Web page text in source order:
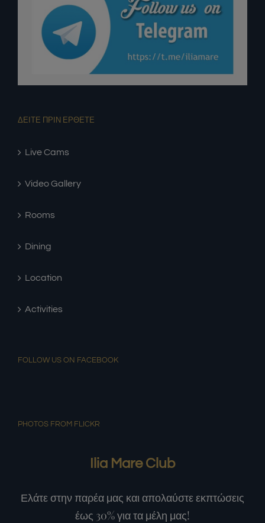
ΔΕΙΤΕ ΠΡΙΝ ΕΡΘΕΤΕ
Live Cams
Video Gallery
Rooms
Dining
Location
Activities
FOLLOW US ON FACEBOOK
PHOTOS FROM FLICKR
Ilia Mare Club
Ελάτε στην παρέα μας και απολαύστε εκπτώσεις
έως 30% για τα μέλη μας!